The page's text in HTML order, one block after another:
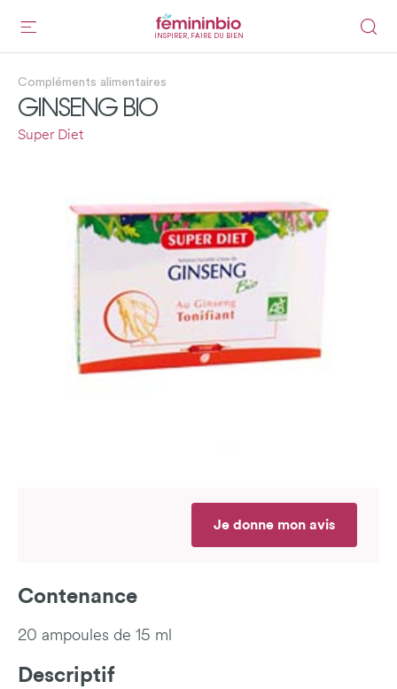
INSPIRER, FAIRE DU BIEN
Compléments alimentaires
GINSENG BIO
Super Diet
Je donne mon avis
Contenance
20 ampoules de 15 ml
Descriptif